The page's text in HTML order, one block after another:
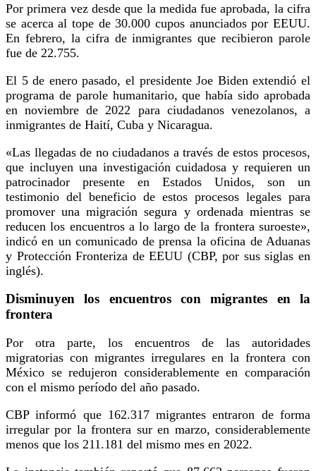
Por primera vez desde que la medida fue aprobada, la cifra
se acerca al tope de 30.000 cupos anunciados por EEUU.
En febrero, la cifra de inmigrantes que recibieron parole
fue de 22.755.
El 5 de enero pasado, el presidente Joe Biden extendió el
programa de parole humanitario, que había sido aprobada
en noviembre de 2022 para ciudadanos venezolanos, a
inmigrantes de Haití, Cuba y Nicaragua.
«Las llegadas de no ciudadanos a través de estos procesos,
que incluyen una investigación cuidadosa y requieren un
patrocinador presente en Estados Unidos, son un
testimonio del beneficio de estos procesos legales para
promover una migración segura y ordenada mientras se
reducen los encuentros a lo largo de la frontera suroeste»,
indicó en un comunicado de prensa la oficina de Aduanas
y Protección Fronteriza de EEUU (CBP, por sus siglas en
inglés).
Disminuyen los encuentros con migrantes en la
frontera
Por otra parte, los encuentros de las autoridades
migratorias con migrantes irregulares en la frontera con
México se redujeron considerablemente en comparación
con el mismo período del año pasado.
CBP informó que 162.317 migrantes entraron de forma
irregular por la frontera sur en marzo, considerablemente
menos que los 211.181 del mismo mes en 2022.